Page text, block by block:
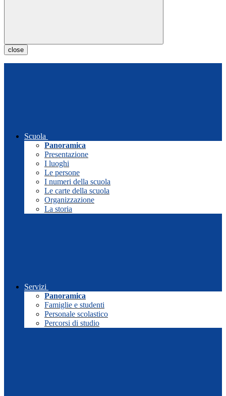
close
Scuola
Panoramica
Presentazione
I luoghi
Le persone
I numeri della scuola
Le carte della scuola
Organizzazione
La storia
Servizi
Panoramica
Famiglie e studenti
Personale scolastico
Percorsi di studio